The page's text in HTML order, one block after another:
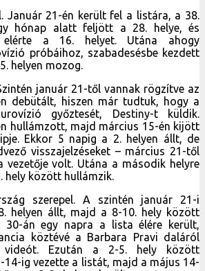
Január 21-én került fel a listára, a 38.
hónap alatt feljött a 28. helye, és
elérte a 16. helyet. Utána ahogy
próbáihoz, szabadesésbe kezdett
helyen mozog.
január 21-től vannak rögzítve az
debütált, hiszen már tudtuk, hogy a
győztesét, Destiny-t küldik.
hullámzott, majd március 15-én kijött
Ekkor 5 napig a 2. helyen állt, de
visszajelzéseket – március 21-től
vezetője volt. Utána a második helyre
hely között hullámzik.
szerepel. A szintén január 21-i
helyen állt, majd a 8-10. hely között
30-án egy napra a lista élére került,
köztévé a Barbara Pravi daláról
videót. Ezután a 2-5. hely között
ig vezette a listát, majd a május 14-